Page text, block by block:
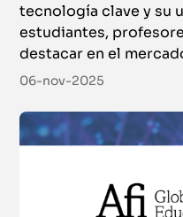
Online
FRM® Part I
Certificación
Virtual
European Financial
tecnología clave y su
estudiantes,
destacar en el
06-nov-2025